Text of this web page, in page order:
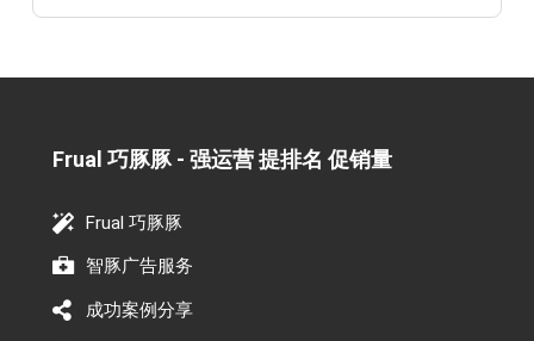
Frual 巧豚豚 - 强运营 提排名 促销量​
Frual 巧豚豚
智豚广告服务
成功案例分享